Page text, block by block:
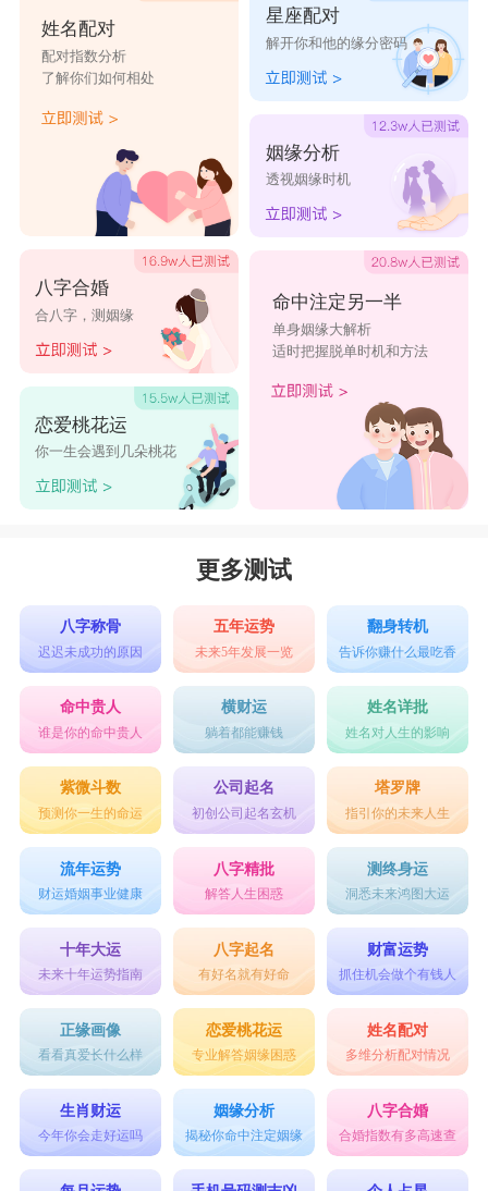
姓名配对
配对指数分析
了解你们如何相处
八字合婚
合八字，测姻缘
恋爱桃花运
你一生会遇到几朵桃花
星座配对
解开你和他的缘分密码
姻缘分析
透视姻缘时机
命中注定另一半
单身姻缘大解析
适时把握脱单时机和方法
更多测试
八字称骨
迟迟未成功的原因
五年运势
未来5年发展一览
翻身转机
告诉你赚什么最吃香
命中贵人
谁是你的命中贵人
横财运
躺着都能赚钱
姓名详批
姓名对人生的影响
紫微斗数
预测你一生的命运
公司起名
初创公司起名玄机
塔罗牌
指引你的未来人生
流年运势
财运婚姻事业健康
八字精批
解答人生困惑
测终身运
洞悉未来鸿图大运
十年大运
未来十年运势指南
八字起名
有好名就有好命
财富运势
抓住机会做个有钱人
正缘画像
看看真爱长什么样
恋爱桃花运
专业解答姻缘困惑
姓名配对
多维分析配对情况
生肖财运
今年你会走好运吗
姻缘分析
揭秘你命中注定姻缘
八字合婚
合婚指数有多高速查